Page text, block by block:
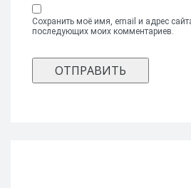
Сохранить моё имя, email и адрес
последующих моих комментариев.